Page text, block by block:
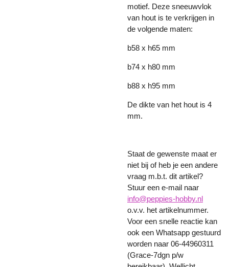
motief. Deze sneeuwvlok
van hout is te verkrijgen in
de volgende maten:
b58 x h65 mm
b74 x h80 mm
b88 x h95 mm
De dikte van het hout is 4
mm.
Staat de gewenste maat er
niet bij of heb je een andere
vraag m.b.t. dit artikel?
Stuur een e-mail naar
info@peppies-hobby.nl
o.v.v. het artikelnummer.
Voor een snelle reactie kan
ook een Whatsapp gestuurd
worden naar 06-44960311
(Grace-7dgn p/w